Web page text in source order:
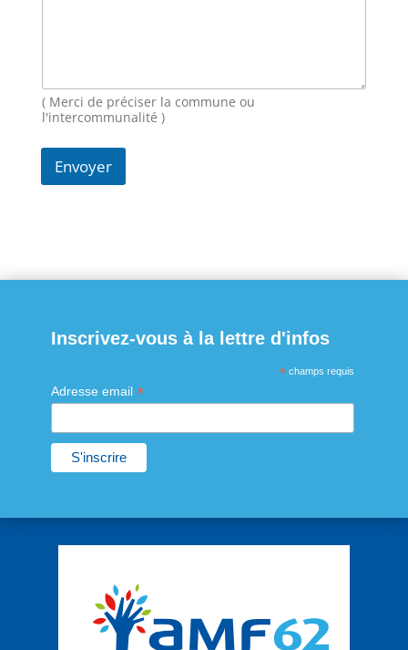
s
a
e
( Merci de préciser la commune ou
l'intercommunalité )
Envoyer
Inscrivez-vous à la lettre d'infos
* champs requis
Adresse email *